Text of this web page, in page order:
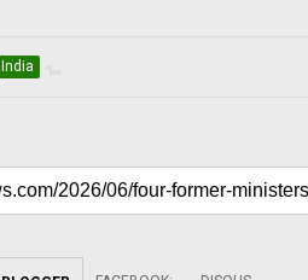
India